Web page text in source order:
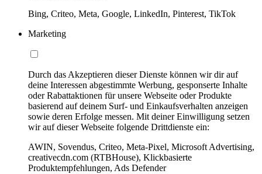
Bing, Criteo, Meta, Google, LinkedIn, Pinterest, TikTok
Marketing
Durch das Akzeptieren dieser Dienste können wir dir auf
deine Interessen abgestimmte Werbung, gesponserte Inhalte
oder Rabattaktionen für unsere Webseite oder Produkte
basierend auf deinem Surf- und Einkaufsverhalten anzeigen
sowie deren Erfolge messen. Mit deiner Einwilligung setzen
wir auf dieser Webseite folgende Drittdienste ein:
AWIN, Sovendus, Criteo, Meta-Pixel, Microsoft Advertising,
creativecdn.com (RTBHouse), Klickbasierte
Produktempfehlungen, Ads Defender